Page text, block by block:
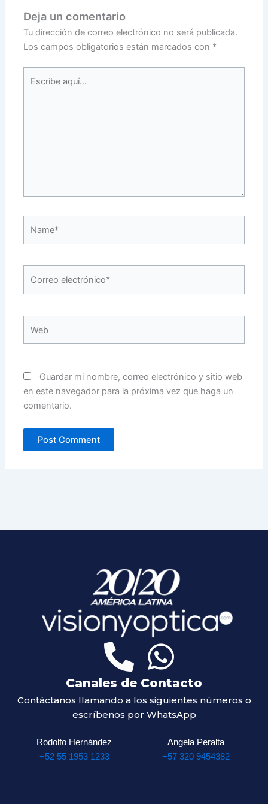
Deja un comentario
Tu dirección de correo electrónico no será publicada.
Los campos obligatorios están marcados con *
aquí...
electrónico*
Guardar mi nombre, correo electrónico y sitio web
en este navegador para la próxima vez que haga un
comentario.
Canales de Contacto
Contáctanos llamando a los siguientes números o
escríbenos por WhatsApp
Rodolfo Hernández
+52 55 1953 1233
Angela Peralta
+57 320 9454382